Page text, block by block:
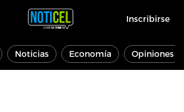
Inscribirse
Noticias Economía Opiniones